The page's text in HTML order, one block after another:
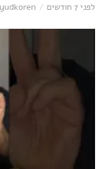
לפני 7 חודשים yudkoren